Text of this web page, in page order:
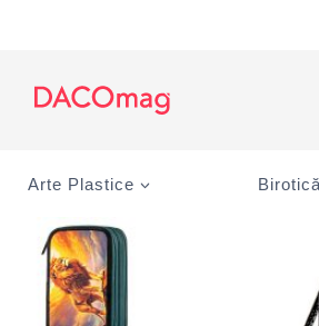
Arte Plastice Birotică